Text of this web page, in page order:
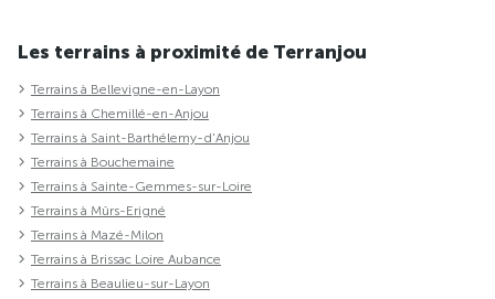
Les terrains à proximité de Terranjou
Terrains à Bellevigne-en-Layon
Terrains à Chemillé-en-Anjou
Terrains à Saint-Barthélemy-d'Anjou
Terrains à Bouchemaine
Terrains à Sainte-Gemmes-sur-Loire
Terrains à Mûrs-Erigné
Terrains à Mazé-Milon
Terrains à Brissac Loire Aubance
Terrains à Beaulieu-sur-Layon